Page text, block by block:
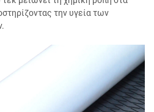
την υγεία των